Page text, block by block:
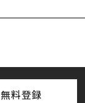
無料登録